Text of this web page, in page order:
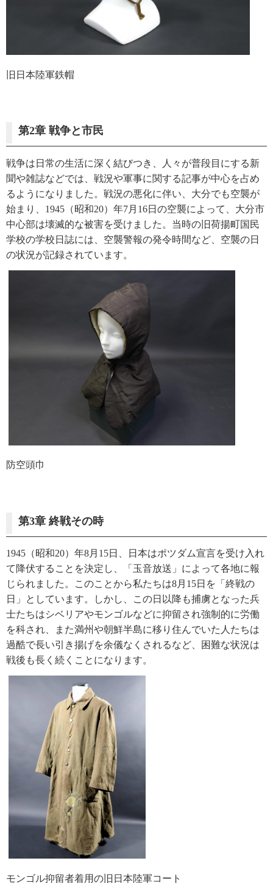
旧日本陸軍鉄帽
第2章 戦争と市民
戦争は日常の生活に深く結びつき、人々が普段目にする新
聞や雑誌などでは、戦況や軍事に関する記事が中心を占め
るようになりました。戦況の悪化に伴い、大分でも空襲が
始まり、1945（昭和20）年7月16日の空襲によって、大分市
中心部は壊滅的な被害を受けました。当時の旧荷揚町国民
学校の学校日誌には、空襲警報の発令時間など、空襲の日
の状況が記録されています。
防空頭巾
第3章 終戦その時
1945（昭和20）年8月15日、日本はポツダム宣言を受け入れ
て降伏することを決定し、「玉音放送」によって各地に報
じられました。このことから私たちは8月15日を「終戦の
日」としています。しかし、この日以降も捕虜となった兵
士たちはシベリアやモンゴルなどに抑留され強制的に労働
を科され、また満州や朝鮮半島に移り住んでいた人たちは
過酷で長い引き揚げを余儀なくされるなど、困難な状況は
戦後も長く続くことになります。
モンゴル抑留者着用の旧日本陸軍コート